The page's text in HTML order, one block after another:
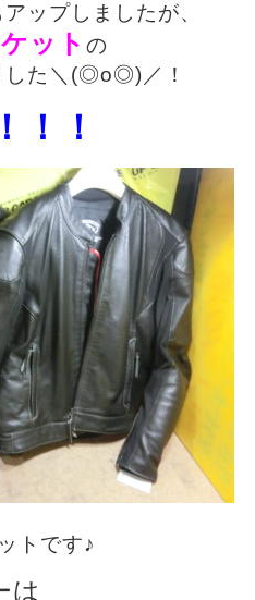
ップしましたが、
ット の
した＼(◎o◎)／！
！！
トです♪
は